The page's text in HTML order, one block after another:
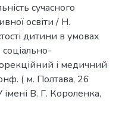
сучасного
освіти / Н.
дитини в умовах
соціально-
і медичний
( м. Полтава, 26
В. Г. Короленка,